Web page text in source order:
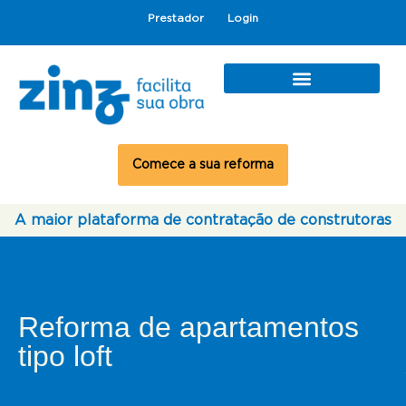
Prestador Login
Comece a sua reforma
A maior plataforma de contratação de construtoras
Reforma de apartamentos
tipo loft